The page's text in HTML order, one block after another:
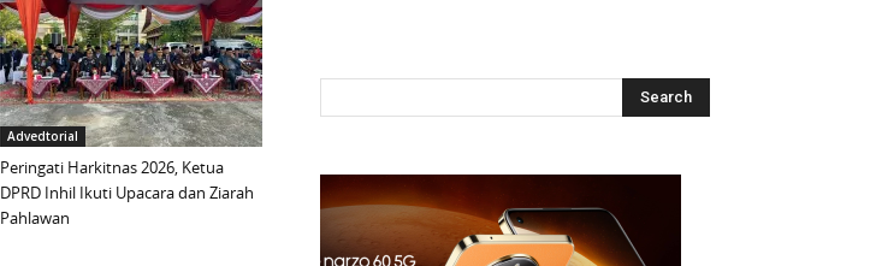
Advedtorial
Peringati Harkitnas 2026, Ketua
DPRD Inhil Ikuti Upacara dan Ziarah
Pahlawan